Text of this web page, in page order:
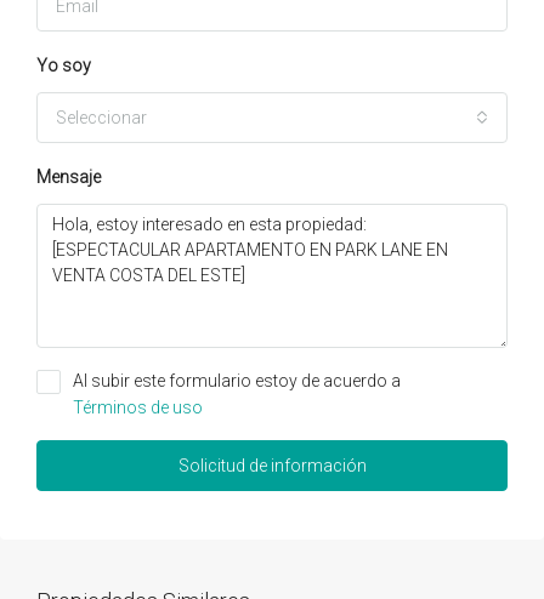
Yo soy
Seleccionar
Mensaje
Al subir este formulario estoy de acuerdo a
Términos de uso
Solicitud de información